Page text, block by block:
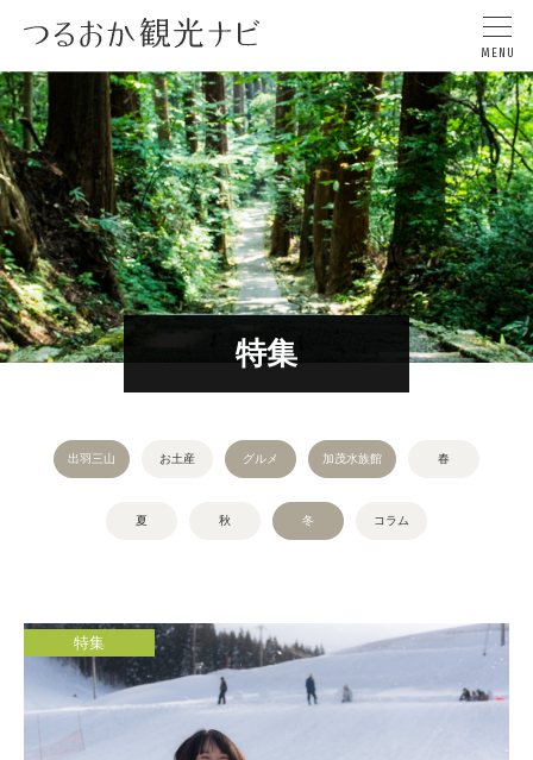
特集
出羽三山 お土産 グルメ 加茂水族館 春
夏 秋 冬 コラム
特集